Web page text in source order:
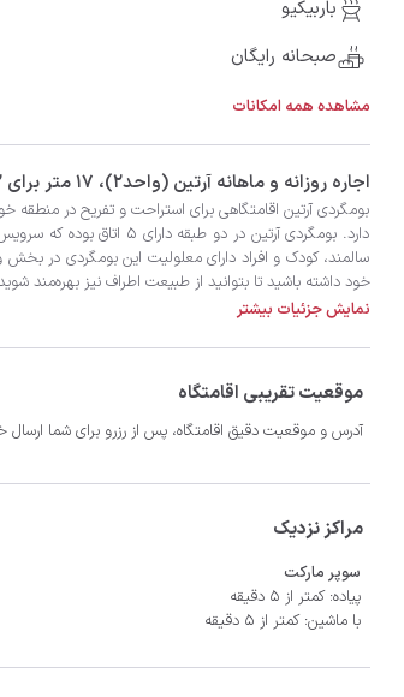
باربیکیو
صبحانه رایگان
مشاهده همه امکانات
‫‫اجاره روزانه و ماهانه آرتین (واحد2)، 17 متر برای 2 نفر به همراه 3 نفر اضافی در شهر دماوند با تضمین بهترین کیفیت و قیمت در اتاقک
-	فاصله تا دریاچه آهنک با خودرو 60 دقیقه
نمایش جزئیات بیشتر
موقعیت تقریبی اقامتگاه
آدرس و موقعیت دقیق اقامتگاه، پس از رزرو برای شما
مراکز نزدیک
سوپر مارکت
پیاده: کمتر از 5 دقیقه
با ماشین: کمتر از 5 دقیقه